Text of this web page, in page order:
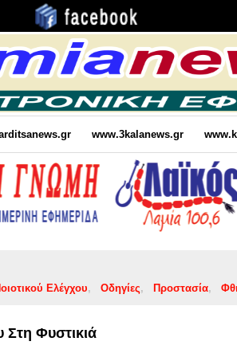
www.3kalanews.gr
Ελέγχου Οδηγίες Προστασία
Φυστικιά